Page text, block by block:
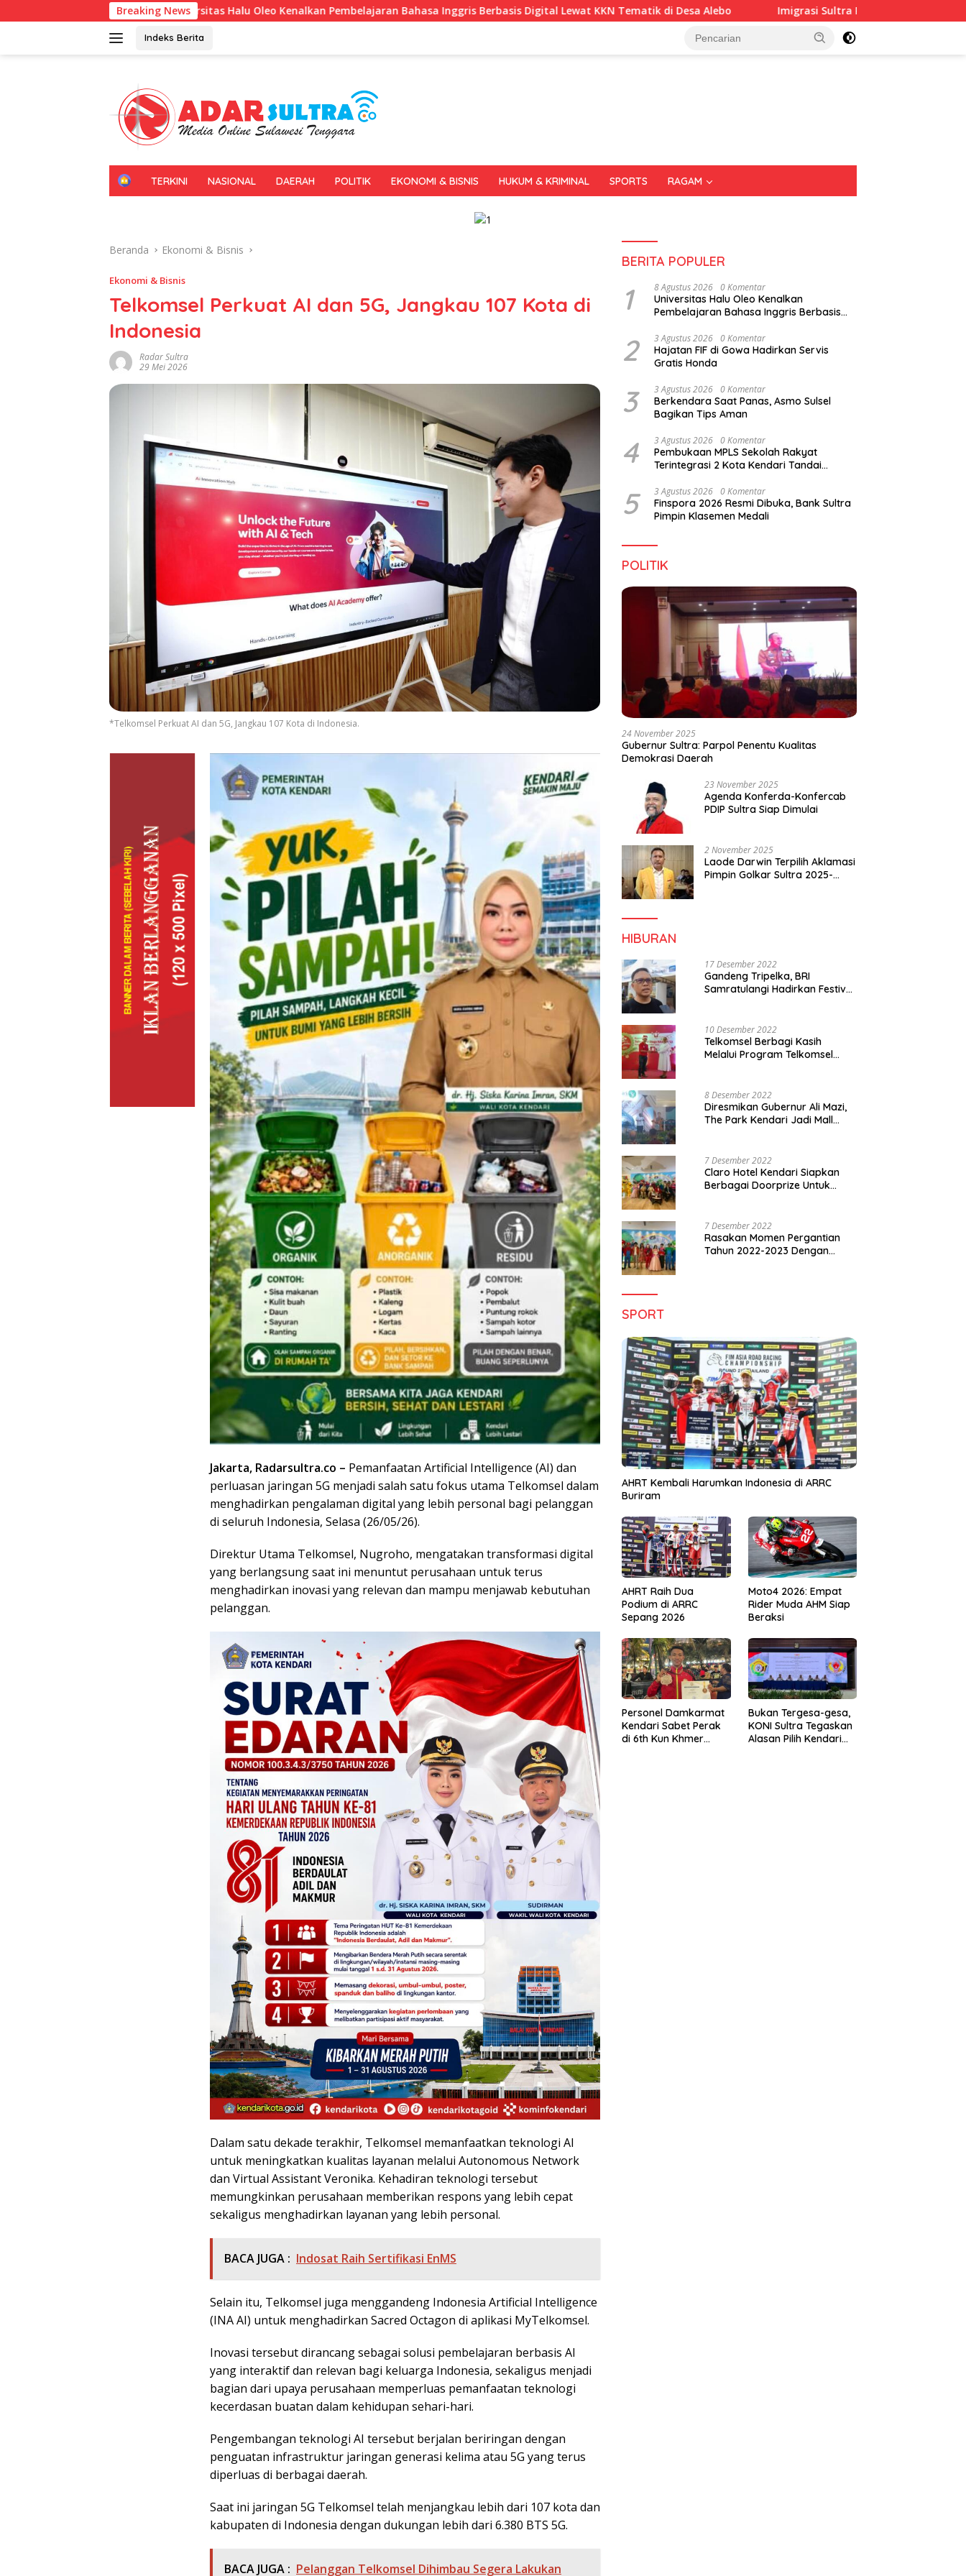
ke
Breaking News
Universitas Halu Oleo Kenalkan Pembelajaran Bahasa Inggris Berbasis Digital Lewat KKN Tematik di Desa Alebo Imigrasi Sultra Perkuat Kepedulian Sosial Lewat IKENI BERKAH
Indeks Berita
H
TERKINI NASIONAL DAERAH POLITIK EKONOMI & BISNIS HUKUM & KRIMINAL SPORTS RAGAM
Beranda Ekonomi & Bisnis
Ekonomi & Bisnis
Telkomsel Perkuat AI dan 5G, Jangkau 107 Kota di
Indonesia
Radar Sultra
29 Mei 2026
*Telkomsel Perkuat AI dan 5G, Jangkau 107 Kota di Indonesia.
Jakarta, Radarsultra.co – Pemanfaatan Artificial Intelligence (AI) dan
perluasan jaringan 5G menjadi salah satu fokus utama Telkomsel dalam
menghadirkan pengalaman digital yang lebih personal bagi pelanggan
di seluruh Indonesia, Selasa (26/05/26).
Direktur Utama Telkomsel, Nugroho, mengatakan transformasi digital
yang berlangsung saat ini menuntut perusahaan untuk terus
menghadirkan inovasi yang relevan dan mampu menjawab kebutuhan
pelanggan.
Dalam satu dekade terakhir, Telkomsel memanfaatkan teknologi AI
untuk meningkatkan kualitas layanan melalui Autonomous Network
dan Virtual Assistant Veronika. Kehadiran teknologi tersebut
memungkinkan perusahaan memberikan respons yang lebih cepat
sekaligus menghadirkan layanan yang lebih personal.
BACA JUGA : Indosat Raih Sertifikasi EnMS
Selain itu, Telkomsel juga menggandeng Indonesia Artificial Intelligence
(INA AI) untuk menghadirkan Sacred Octagon di aplikasi MyTelkomsel.
Inovasi tersebut dirancang sebagai solusi pembelajaran berbasis AI
yang interaktif dan relevan bagi keluarga Indonesia, sekaligus menjadi
bagian dari upaya perusahaan memperluas pemanfaatan teknologi
kecerdasan buatan dalam kehidupan sehari-hari.
Pengembangan teknologi AI tersebut berjalan beriringan dengan
penguatan infrastruktur jaringan generasi kelima atau 5G yang terus
diperluas di berbagai daerah.
Saat ini jaringan 5G Telkomsel telah menjangkau lebih dari 107 kota dan
kabupaten di Indonesia dengan dukungan lebih dari 6.380 BTS 5G.
BACA JUGA : Pelanggan Telkomsel Dihimbau Segera Lakukan
BERITA POPULER
1 8 Agustus 2026 0 Komentar
Universitas Halu Oleo Kenalkan
Pembelajaran Bahasa Inggris Berbasis
2 3 Agustus 2026 0 Komentar
Hajatan FIF di Gowa Hadirkan Servis
Gratis Honda
3 3 Agustus 2026 0 Komentar
Berkendara Saat Panas, Asmo Sulsel
Bagikan Tips Aman
4 3 Agustus 2026 0 Komentar
Pembukaan MPLS Sekolah Rakyat
Terintegrasi 2 Kota Kendari Tandai
5 3 Agustus 2026 0 Komentar
Finspora 2026 Resmi Dibuka, Bank Sultra
Pimpin Klasemen Medali
POLITIK
24 November 2025
Gubernur Sultra: Parpol Penentu Kualitas
Demokrasi Daerah
23 November 2025
Agenda Konferda-Konfercab
PDIP Sultra Siap Dimulai
2 November 2025
Laode Darwin Terpilih Aklamasi
Pimpin Golkar Sultra 2025-
HIBURAN
17 Desember 2022
Gandeng Tripelka, BRI
Samratulangi Hadirkan Festival
10 Desember 2022
Telkomsel Berbagi Kasih
Melalui Program Telkomsel
8 Desember 2022
Diresmikan Gubernur Ali Mazi,
The Park Kendari Jadi Mall
7 Desember 2022
Claro Hotel Kendari Siapkan
Berbagai Doorprize Untuk
7 Desember 2022
Rasakan Momen Pergantian
Tahun 2022-2023 Dengan
SPORT
AHRT Kembali Harumkan Indonesia di ARRC
Buriram
AHRT Raih Dua
Podium di ARRC
Sepang 2026
Moto4 2026: Empat
Rider Muda AHM Siap
Beraksi
Personel Damkarmat
Kendari Sabet Perak
di 6th Kun Khmer
Bukan Tergesa-gesa,
KONI Sultra Tegaskan
Alasan Pilih Kendari